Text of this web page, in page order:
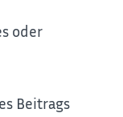
oder
Beitrags